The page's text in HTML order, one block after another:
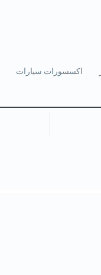
اكسسورات سيارات